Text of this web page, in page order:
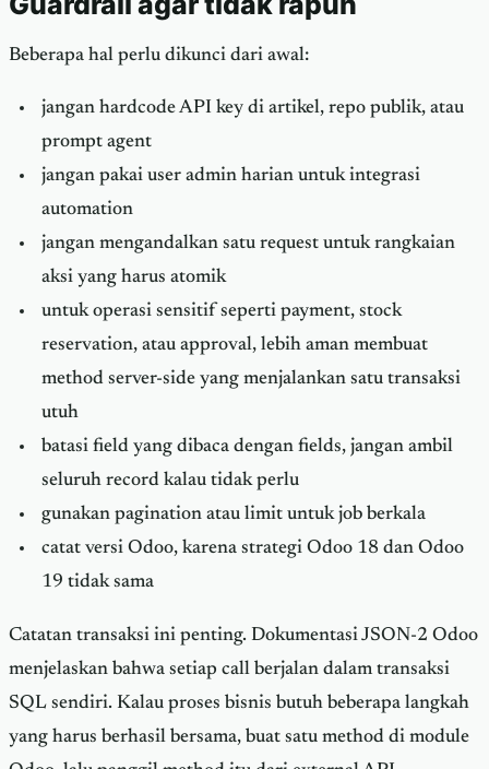
Beberapa hal perlu dikunci dari awal:
jangan hardcode API key di artikel, repo publik, atau
prompt agent
jangan pakai user admin harian untuk integrasi
automation
jangan mengandalkan satu request untuk rangkaian
aksi yang harus atomik
untuk operasi sensitif seperti payment, stock
reservation, atau approval, lebih aman membuat
method server-side yang menjalankan satu transaksi
utuh
batasi field yang dibaca dengan fields, jangan ambil
seluruh record kalau tidak perlu
gunakan pagination atau limit untuk job berkala
catat versi Odoo, karena strategi Odoo 18 dan Odoo
19 tidak sama
Catatan transaksi ini penting. Dokumentasi JSON-2 Odoo
menjelaskan bahwa setiap call berjalan dalam transaksi
SQL sendiri. Kalau proses bisnis butuh beberapa langkah
yang harus berhasil bersama, buat satu method di module